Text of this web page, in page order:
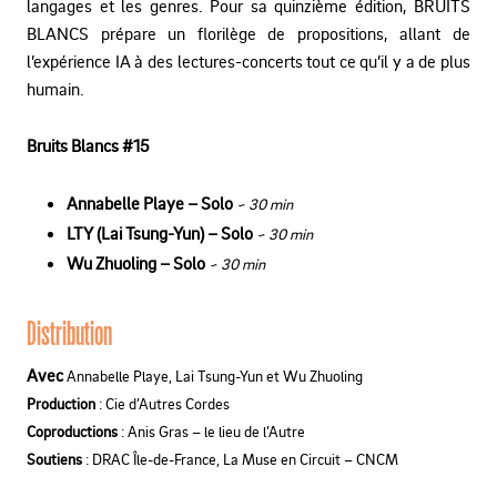
langages et les genres. Pour sa quinzième édition, BRUITS
BLANCS prépare un florilège de propositions, allant de
l’expérience IA à des lectures-concerts tout ce qu’il y a de plus
humain.
Bruits Blancs #15
Annabelle Playe – Solo ~ 30 min
LTY (Lai Tsung-Yun) – Solo ~ 30 min
Wu Zhuoling – Solo ~ 30 min
Distribution
AvecAnnabelle Playe, Lai Tsung-Yun et Wu Zhuoling
Production : Cie d’Autres Cordes
Coproductions : Anis Gras – le lieu de l’Autre
Soutiens : DRAC Île-de-France, La Muse en Circuit – CNCM